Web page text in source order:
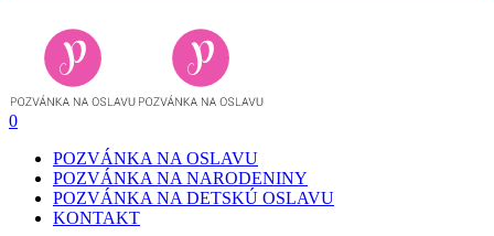
0
POZVÁNKA NA OSLAVU
POZVÁNKA NA NARODENINY
POZVÁNKA NA DETSKÚ OSLAVU
KONTAKT